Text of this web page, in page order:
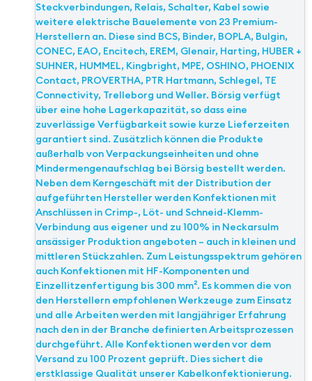
Steckverbindungen, Relais, Schalter, Kabel sowie
weitere elektrische Bauelemente von 23 Premium-
Herstellern an. Diese sind BCS, Binder, BOPLA, Bulgin,
CONEC, EAO, Encitech, EREM, Glenair, Harting, HUBER +
SUHNER, HUMMEL, Kingbright, MPE, OSHINO, PHOENIX
Contact, PROVERTHA, PTR Hartmann, Schlegel, TE
Connectivity, Trelleborg und Weller. Börsig verfügt
über eine hohe Lagerkapazität, so dass eine
zuverlässige Verfügbarkeit sowie kurze Lieferzeiten
garantiert sind. Zusätzlich können die Produkte
außerhalb von Verpackungseinheiten und ohne
Mindermengenaufschlag bei Börsig bestellt werden.
Neben dem Kerngeschäft mit der Distribution der
aufgeführten Hersteller werden Konfektionen mit
Anschlüssen in Crimp-, Löt- und Schneid-Klemm-
Verbindung aus eigener und zu 100% in Neckarsulm
ansässiger Produktion angeboten – auch in kleinen und
mittleren Stückzahlen. Zum Leistungsspektrum gehören
auch Konfektionen mit HF-Komponenten und
Einzellitzenfertigung bis 300 mm². Es kommen die von
den Herstellern empfohlenen Werkzeuge zum Einsatz
und alle Arbeiten werden mit langjähriger Erfahrung
nach den in der Branche definierten Arbeitsprozessen
durchgeführt. Alle Konfektionen werden vor dem
Versand zu 100 Prozent geprüft. Dies sichert die
erstklassige Qualität unserer Kabelkonfektionierung.